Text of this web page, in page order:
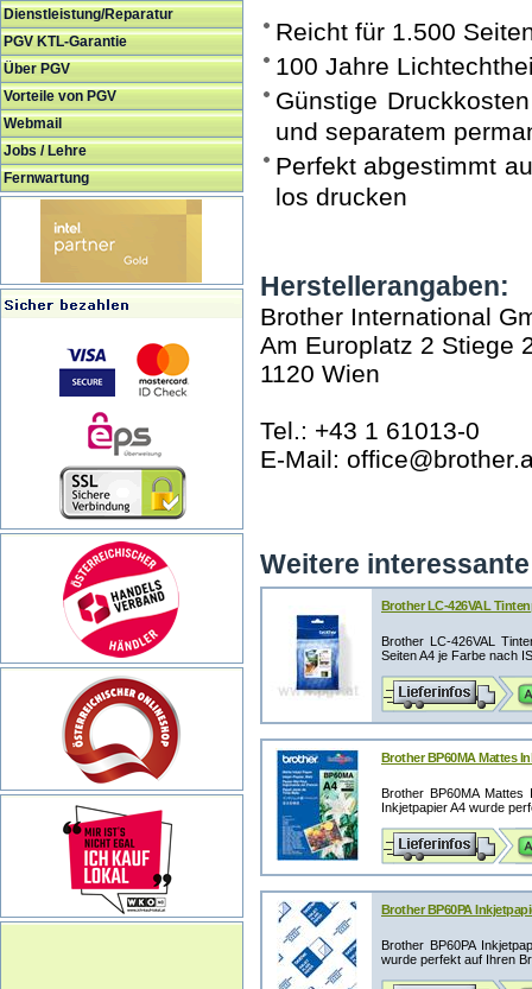
Dienstleistung/Reparatur
PGV KTL-Garantie
Über PGV
Vorteile von PGV
Webmail
Jobs / Lehre
Fernwartung
Reicht für 1.500
100 Jahre
Günstige
und separatem
Perfekt abgestimmt
los drucken
Herstellerangaben:
Brother International
Am Europlatz 2 Stiege
1120 Wien
Tel.: +43 1 61013-0
E-Mail:
Weitere
Brother LC-426VAL
Brother LC-426VAL
Seiten A4 je Farbe nach
Brother BP60MA Mattes
Brother BP60MA Mattes
Inkjetpapier A4 wurde
Brother BP60PA
Brother BP60PA
wurde perfekt auf Ihren